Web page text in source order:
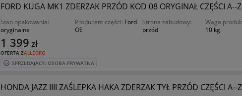
FORD KUGA MK1 ZDERZAK PRZÓD KOD 08 ORYGINAŁ CZĘŚCI A--Z
Stan opakowania:
oryginalne
Producent części: Ford
OE
Strona zabudowy:
przód
Waga
10 kg
OFERTA ZALLEGRO
1 399 zł
SPRZEDAJĄCY: OSOBA PRYWATNA
HONDA JAZZ IIII ZAŚLEPKA HAKA ZDERZAK TYŁ PRZÓD CZĘŚCI A--Z